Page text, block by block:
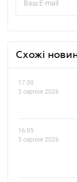
Схожі
17.00
5 серпня 2026
16.05
5 серпня 2026